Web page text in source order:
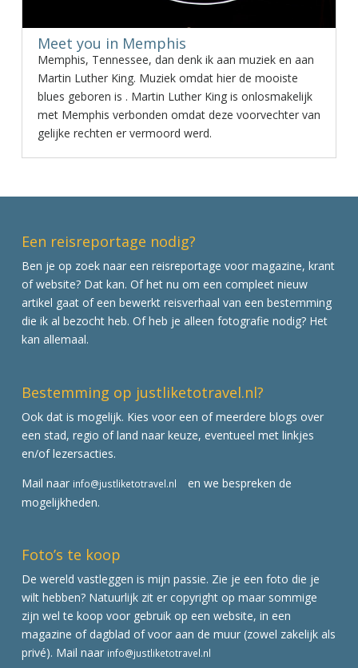
Meet you in Memphis
Memphis, Tennessee, dan denk ik aan muziek en aan
Martin Luther King. Muziek omdat hier de mooiste
blues geboren is . Martin Luther King is onlosmakelijk
met Memphis verbonden omdat deze voorvechter van
gelijke rechten er vermoord werd.
Een reisreportage nodig?
Ben je op zoek naar een reisreportage voor magazine, krant
of website? Dat kan. Of het nu om een compleet nieuw
artikel gaat of een bewerkt reisverhaal van een bestemming
die ik al bezocht heb. Of heb je alleen fotografie nodig? Het
kan allemaal.
Bestemming op justliketotravel.nl?
Ook dat is mogelijk. Kies voor een of meerdere blogs over
een stad, regio of land naar keuze, eventueel met linkjes
en/of lezersacties.
Mail naar info@justliketotravel.nl
en we bespreken de
mogelijkheden.
Foto’s te koop
De wereld vastleggen is mijn passie. Zie je een foto die je
wilt hebben? Natuurlijk zit er copyright op maar sommige
zijn wel te koop voor gebruik op een website, in een
magazine of dagblad of voor aan de muur (zowel zakelijk als
privé). Mail naar info@justliketotravel.nl